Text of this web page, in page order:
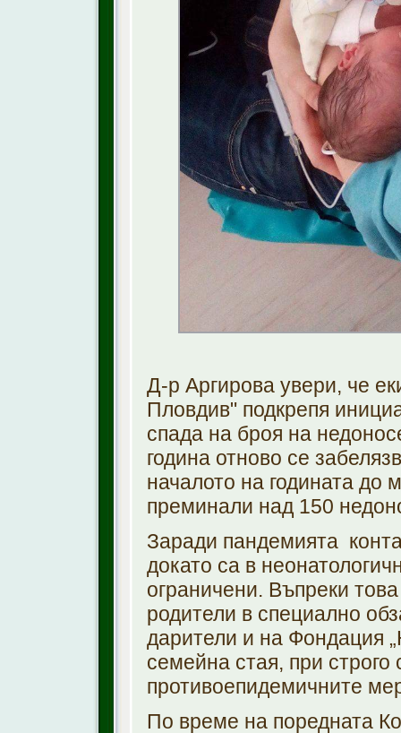
Д-р Аргирова увери, че
Пловдив" подкрепя
спада на броя на
година отново се
началото на годината до
преминали над 150
Заради пандемията
докато са в
ограничени. Въпреки
родители в специално
дарители и на Фондация
семейна стая, при строго
противоепидемичните
По време на поредната